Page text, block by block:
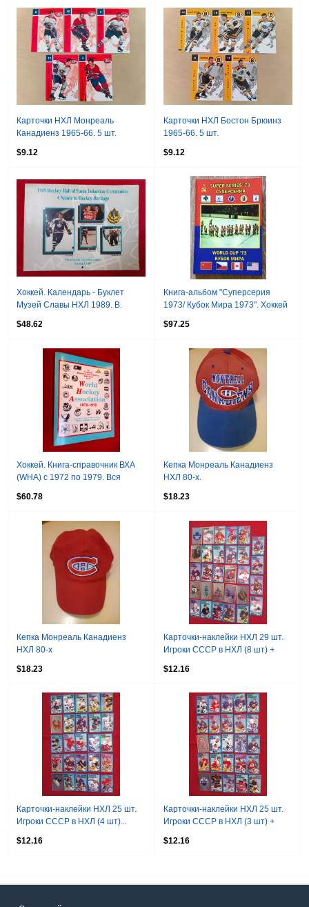
Карточки НХЛ Монреаль
Канадиенз 1965-66. 5 шт.
$9.12
Карточки НХЛ Бостон Брюинз
1965-66. 5 шт.
$9.12
Хоккей. Календарь - Буклет
Музей Славы НХЛ 1989. В.
$48.62
Книга-альбом "Суперсерия
1973/ Кубок Мира 1973". Хоккей
$97.25
Хоккей. Книга-справочник ВХА
(WHA) с 1972 по 1979. Вся
$60.78
Кепка Монреаль Канадиенз
НХЛ 80-х.
$18.23
Кепка Монреаль Канадиенз
НХЛ 80-х
$18.23
Карточки-наклейки НХЛ 29 шт.
Игроки СССР в НХЛ (8 шт) +
$12.16
Карточки-наклейки НХЛ 25 шт.
Игроки СССР в НХЛ (4 шт)...
$12.16
Карточки-наклейки НХЛ 25 шт.
Игроки СССР в НХЛ (3 шт) +
$12.16